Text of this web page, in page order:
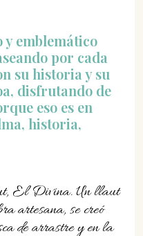
y emblemático
por cada
su historia y su
disfrutando de
eso es en
historia,
El Divina. Un llaut
artesana, se creó
de arrastre y en la